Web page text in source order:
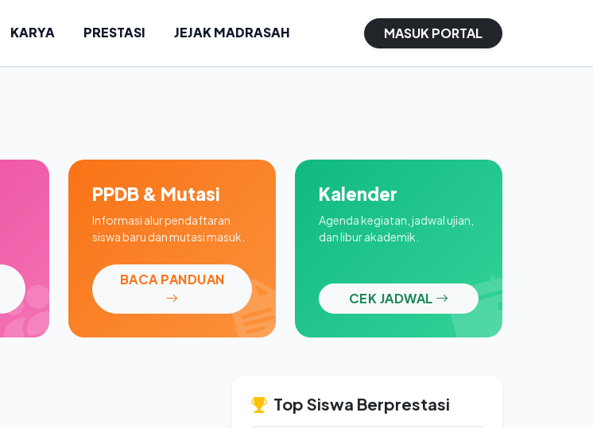
KARYA PRESTASI JEJAK MADRASAH MASUK PORTAL
PPDB & Mutasi
Informasi alur pendaftaran
siswa baru dan mutasi masuk.
BACA PANDUAN
Kalender
Agenda kegiatan, jadwal ujian,
dan libur akademik.
CEK JADWAL
Top Siswa Berprestasi